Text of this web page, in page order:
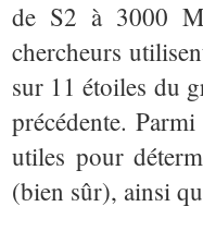
de S2 à 3000
chercheurs
sur 11 étoiles du
précédente.
utiles pour
(bien sûr), ainsi